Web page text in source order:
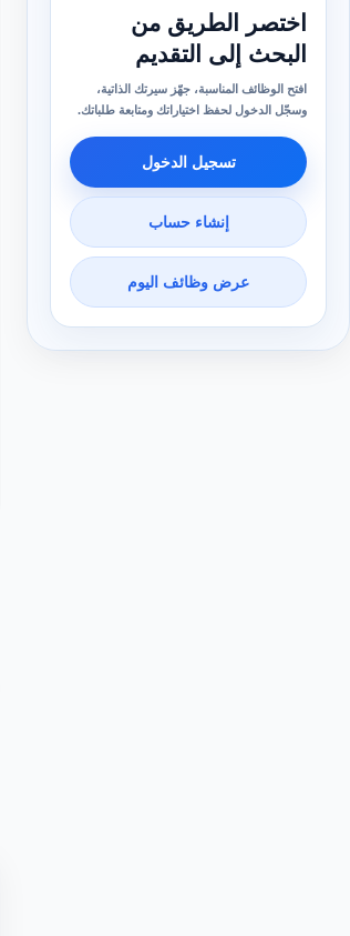
اختصر الطريق من
البحث إلى التقديم
افتح الوظائف المناسبة، جهّز سيرتك الذاتية،
وسجّل الدخول لحفظ اختياراتك ومتابعة طلباتك.
تسجيل الدخول
إنشاء حساب
عرض وظائف اليوم